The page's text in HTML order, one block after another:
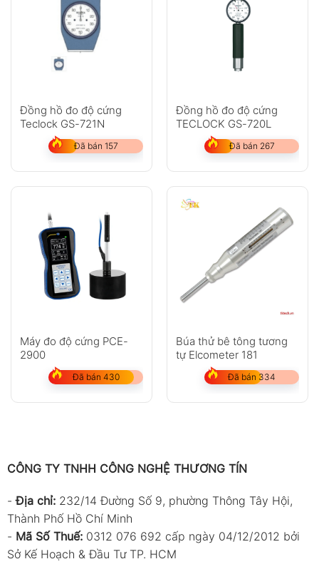
Đồng hồ đo độ cứng
Teclock GS-721N
Đã bán 157
Đồng hồ đo độ cứng
TECLOCK GS-720L
Đã bán 267
Máy đo độ cứng PCE-
2900
Đã bán 430
Búa thử bê tông tương
tự Elcometer 181
Đã bán 334
CÔNG TY TNHH CÔNG NGHỆ THƯƠNG TÍN
-Địa chỉ: 232/14 Đường Số 9, phường Thông Tây Hội,
Thành Phố Hồ Chí Minh
- Mã Số Thuế: 0312 076 692 cấp ngày 04/12/2012 bởi
Sở Kế Hoạch & Đầu Tư TP. HCM